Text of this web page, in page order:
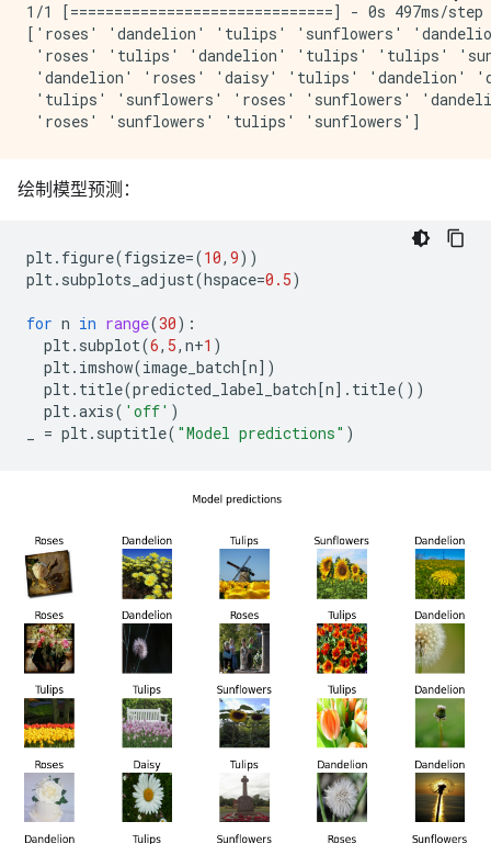
1/1 [==============================] - 0s 497ms/step
['roses' 'dandelion' 'tulips' 'sunflowers'
'roses' 'tulips' 'dandelion' 'tulips' 'tulips'
'dandelion' 'roses' 'daisy' 'tulips' 'dandelion'
'tulips' 'sunflowers' 'roses' 'sunflowers'
绘制模型预测：
plt. figure(figsize=(10, 9))
plt. subplots_adjust(hspace=0.5)
for n in range(30):
plt. subplot(6, 5, n+1 )
plt. imshow(image_batch [n])
plt. title(predicted_label_batch [n] . title())
plt.axis( 'off' )
= plt. suptitle( "Model predictions" )